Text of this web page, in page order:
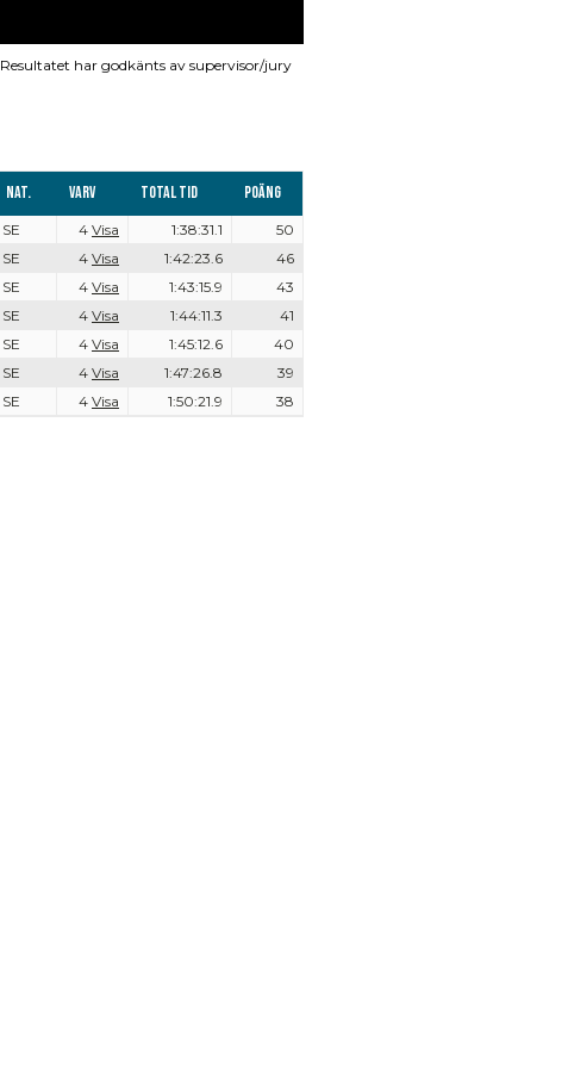
Resultatet har godkänts av supervisor/jury
Nat. Varv Total tid Poäng
SE 4 Visa 1:38:31.1
50
SE 4 Visa 1:42:23.6
46
SE 4 Visa 1:43:15.9
43
SE 4 Visa 1:44:11.3
41
SE 4 Visa 1:45:12.6
40
SE 4 Visa 1:47:26.8
39
SE 4 Visa 1:50:21.9 38